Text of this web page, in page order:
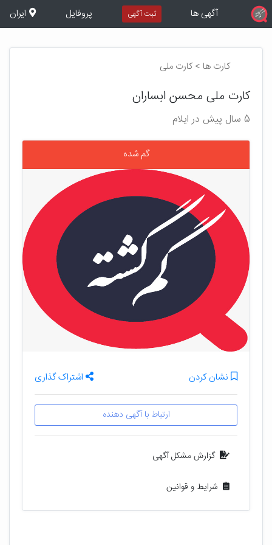
آگهی ها ثبت آگهی پروفایل ایران
کارت ها > کارت ملی
کارت ملی محسن ابساران
5 سال پیش در ایلام
گم شده
نشان کردن اشتراک گذاری
ارتباط با آگهی دهنده
گزارش مشکل آگهی
شرایط و قوانین